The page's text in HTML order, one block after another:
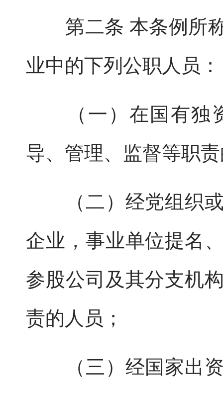
第二条 本条例所称
业中的下列公职人员：
（一）在国有独资
导、管理、监督等职
（二）经党组织或
企业，事业单位提名
参股公司及其分支机
责的人员；
（三）经国家出资